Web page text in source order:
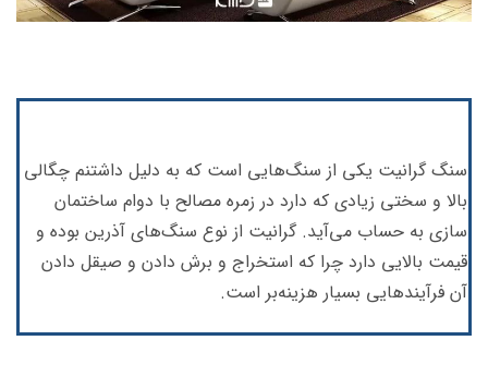
سنگ گرانیت یکی از سنگ‌هایی است که به دلیل داشتنم چگالی
بالا و سختی زیادی که دارد در زمره مصالح با دوام ساختمان
سازی به حساب می‌آید. گرانیت از نوع سنگ‌های آذرین بوده و
قیمت بالایی دارد چرا که استخراج و برش دادن و صیقل دادن
آن فرآیندهایی بسیار هزینه‌بر است.